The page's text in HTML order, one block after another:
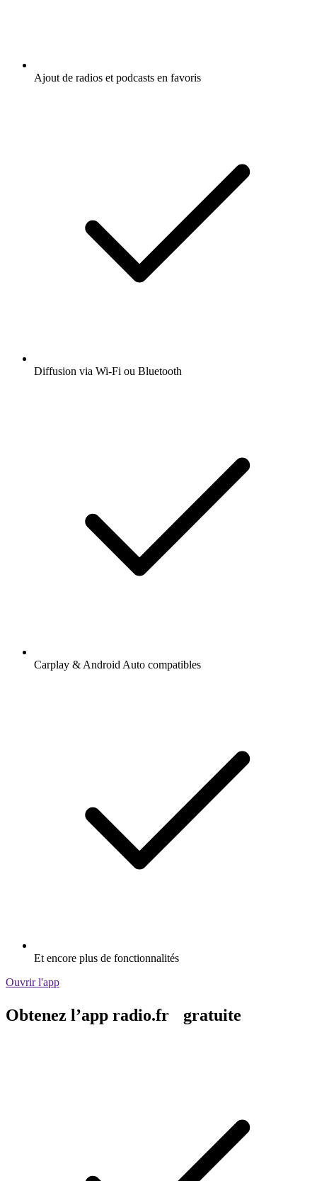
Ajout de radios et podcasts en favoris
Diffusion via Wi-Fi ou Bluetooth
Carplay & Android Auto compatibles
Et encore plus de fonctionnalités
Ouvrir l'app
Obtenez l’app radio.fr gratuite